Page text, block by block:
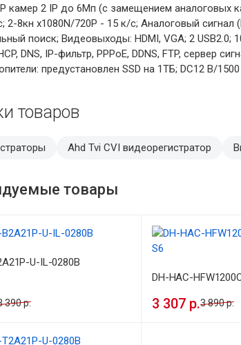
камер 2 IP до 6Мп (с замещением аналоговых
2-8кн х1080N/720P - 15 к/с; Аналоговый сигнал
поиск; Видеовыходы: HDMI, VGA; 2 USB2.0;
DNS, IP-фильтр, PPPoE, DDNS, FTP, сервер
предустановлен SSD на 1ТБ; DC12 В/
товаров
Ahd Tvi CVI видеорегистратор
товары
U-IL-0280B
390 р.
DH-HAC-
3 307 р.3 890 р.